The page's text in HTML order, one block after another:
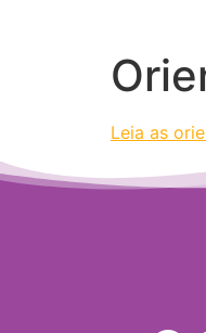
Leia as